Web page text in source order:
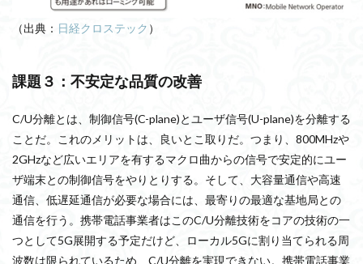
（出典： 日経クロステック ）
課題３：不安定な品質の改善
C/U分離とは、制御信号(C-plane)とユーザ信号(U-plane)を分離する
ことだ。これのメリットは、良いとこ取りだ。つまり、800MHzや
2GHzなど広いエリアを有するマクロ曲からの信号で安定的にユー
ザ端末との制御信号をやりとりする。そして、大容量通信や高速
通信、低遅延通信が必要な場合には、最寄りの最適な基地局との
通信を行う。携帯電話事業者はこのC/U分離技術をコアの技術の一
つとして5G展開する予定だけど、ローカル5Gに割り当てられる周
波数は限られているため、C/U分離を実現できない。携帯電話事業